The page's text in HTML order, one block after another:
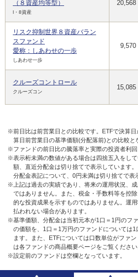
（８資産均等型）
l・8資産
20,568
リスク抑制世界８資産バラン
スファンド
愛称：しあわせの一歩
しあわせ一歩
9,570
クルーズコントロール
クルーズコン
15,085
※前日比は前営業日との比較です。ETFで決算
算日前営業日の基準価額(分配落前)との比較と
※ファンドの前日比の騰落率と実際の投資者利回
※表示桁未満の数値がある場合は四捨五入をし
額、直近分配金は切り捨てで表示しています
分配金表記について、0円未満は切り捨てで表
※上記は過去の実績であり、将来の運用状況、
ではありません。また、税金・手数料等を控
的な投資成果を示すものではありません。運
払われない場合があります。
※基準価額、分配金は当初元本が1口＝1円のフ
の価額を、1口＝1万円のファンドについては
ます。また、ETFについては口数単位がファ
は各ファンドの商品概要ページをご覧ください
※設定前のファンドは空欄となっています。